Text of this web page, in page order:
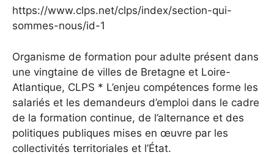
https://www.clps.net/clps/index/section-qui-
sommes-nous/id-1
Organisme de formation pour adulte présent dans
une vingtaine de villes de Bretagne et Loire-
Atlantique, CLPS * L’enjeu compétences forme les
salariés et les demandeurs d’emploi dans le cadre
de la formation continue, de l’alternance et des
politiques publiques mises en œuvre par les
collectivités territoriales et l’État.